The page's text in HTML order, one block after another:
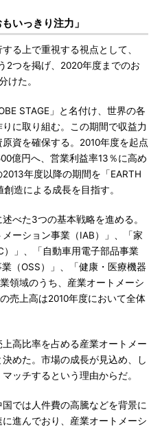
いっきり注力」
る上で重視する視点として、
2つを掲げ、2020年度までのお
けた。
STAGE」と名付け、世界の各
に取り組む。この期間で収益力
資を確保する。2010年度を起点
億円へ、営業利益率13％に高め
年度以降の期間を「EARTH
造による成長を目指す。
べた3つの基本戦略を進める。
ーション事業（IAB）」、「家
」、「自動車用電子部品事業
業（OSS）」、「健康・医療機器
領域のうち、産業オートメーシ
売上高は2010年度において全体
高比率を占める産業オートメー
めた。市場の成長が見込め、し
ッチするという理由からだ。
では人件費の高騰などを背景に
進んでおり、産業オートメーシ